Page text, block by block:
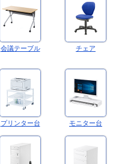
会議テーブル チェア
プリンター台 モニター台